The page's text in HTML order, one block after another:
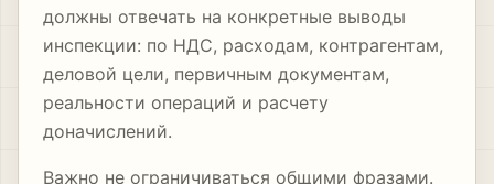
должны отвечать на конкретные выводы
инспекции: по НДС, расходам, контрагентам,
деловой цели, первичным документам,
реальности операций и расчету
доначислений.
Важно не ограничиваться общими фразами.